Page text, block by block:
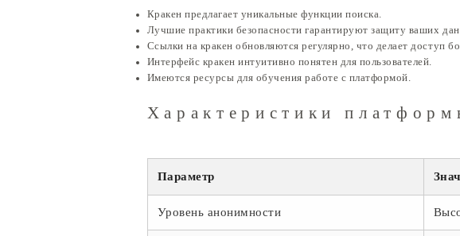
Кракен предлагает уникальные функции поиска.
Лучшие практики безопасности гарантируют защиту ваших
Ссылки на кракен обновляются регулярно, что делает доступ
Интерфейс кракен интуитивно понятен для пользователей.
Имеются ресурсы для обучения работе с платформой.
Характеристики
Параметр
Уровень анонимности